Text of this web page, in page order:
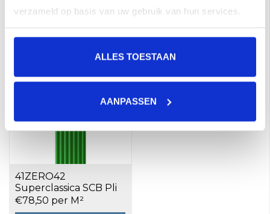
verzameld op basis van uw gebruik van hun services.
ALLES TOESTAAN
AANPASSEN
m²
41ZERO42
Superclassica SCB Pli
Verde 10x40 a 0,88 m²
€78,50 per M²